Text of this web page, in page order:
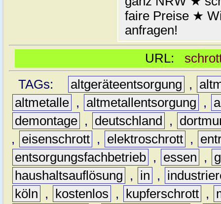
faire Preise ★
anfragen!
URL:
TAGs:
altgeräteentsorgung ,
altmetalle , altmetallentsorgung ,
demontage , deutschland ,
,
eisenschrott , elektroschrott ,
entsorgungsfachbetrieb , essen ,
haushaltsauflösung
, in ,
köln
, kostenlos , kupferschrott ,